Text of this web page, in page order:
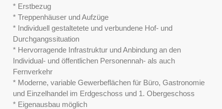
* Erstbezug
* Treppenhäuser und Aufzüge
* Individuell gestaltetete und verbundene Hof- und
Durchgangssituation
* Hervorragende Infrastruktur und Anbindung an den
Individual- und öffentlichen Personennah- als auch
Fernverkehr
* Moderne, variable Gewerbeflächen für Büro, Gastronomie
und Einzelhandel im Erdgeschoss und 1. Obergeschoss
* Eigenausbau möglich